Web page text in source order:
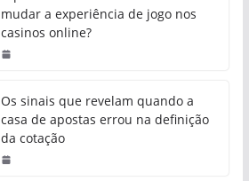
mudar a experiência de jogo nos
casinos online?
Os sinais que revelam quando a
casa de apostas errou na definição
da cotação